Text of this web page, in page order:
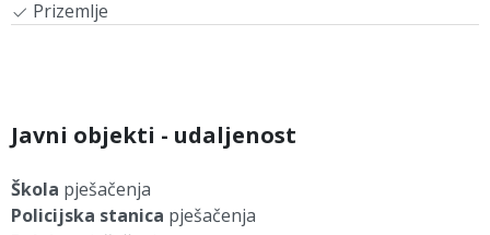
Prizemlje
Javni objekti - udaljenost
Škola pješačenja
Policijska stanica pješačenja